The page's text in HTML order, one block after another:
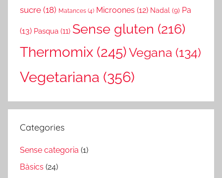
sucre (18) Matances (4) Microones (12) Nadal (9) Pa
(13) Pasqua (11) Sense gluten (216)
Thermomix (245)Vegana (134)
Vegetariana (356)
Categories
Sense categoria (1)
Bàsics (24)